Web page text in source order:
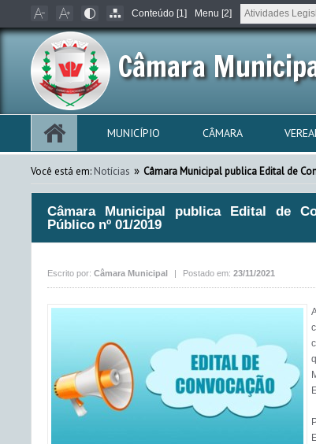
Conteúdo [1] Menu [2]
Câmara
MUNICÍPIO CÂMARA
Você está em: Notícias » Câmara Municipal publica Edital de
Câmara Municipal publica Edital de
Público nº 01/2019
Escrito por: Câmara Municipal | Postado em: 23/11/2021